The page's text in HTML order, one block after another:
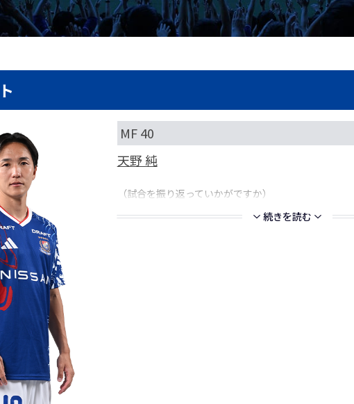
MF 40
天野 純
（試合を振り返っていかがですか）
続きを読む